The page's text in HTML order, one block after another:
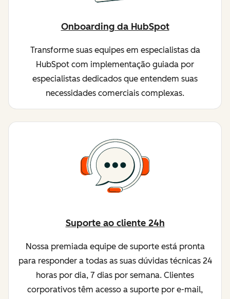
Onboarding da HubSpot
Transforme suas equipes em especialistas da
HubSpot com implementação guiada por
especialistas dedicados que entendem suas
necessidades comerciais complexas.
Suporte ao cliente 24h
Nossa premiada equipe de suporte está pronta
para responder a todas as suas dúvidas técnicas 24
horas por dia, 7 dias por semana. Clientes
corporativos têm acesso a suporte por e-mail,